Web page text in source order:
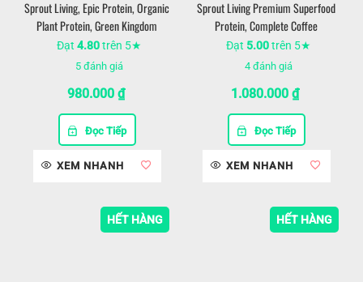
Sprout Living, Epic Protein, Organic
Plant Protein, Green Kingdom
Đạt 4.80trên 5★
5đánh giá
980.000 ₫
Đọc Tiếp
XEM NHANH
Sprout Living Premium Superfood
Protein, Complete Coffee
Đạt 5.00trên 5★
4đánh giá
1.080.000 ₫
Đọc Tiếp
XEM NHANH
HẾT HÀNG HẾT HÀNG